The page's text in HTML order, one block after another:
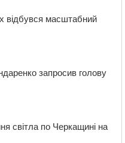
відбувся масштабний
запросив голову
світла по Черкащині на